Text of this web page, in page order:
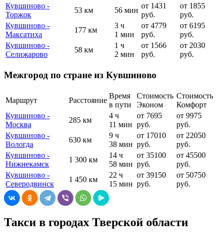
Кувшиново -
Торжок
53 км 56 мин
от 1431
руб.
от 1855
руб.
Кувшиново -
Максатиха
177 км
3 ч
1 мин
от 4779
руб.
от 6195
руб.
Кувшиново -
Селижарово
58 км
1 ч
2 мин
от 1566
руб.
от 2030
руб.
Межгород по стране из Кувшиново
Маршрут Расстояние
Время
в пути
Стоимость
Эконом
Стоимость
Комфорт
Кувшиново -
Москва
285 км
4 ч
11 мин
от 7695
руб.
от 9975
руб.
Кувшиново -
Вологда
630 км
9 ч
38 мин
от 17010
руб.
от 22050
руб.
Кувшиново -
Нижнекамск
1 300 км
14 ч
58 мин
от 35100
руб.
от 45500
руб.
Кувшиново -
Северодвинск
1 450 км
22 ч
15 мин
от 39150
руб.
от 50750
руб.
Такси в городах Тверской области